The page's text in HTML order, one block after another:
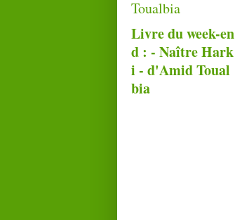
Livre du week-en
d : - Naître Hark
i - d'Amid Toual
bia